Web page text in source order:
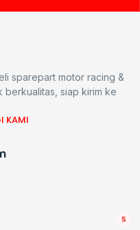
sparepart motor racing &
berkualitas, siap kirim ke
KAMI
5